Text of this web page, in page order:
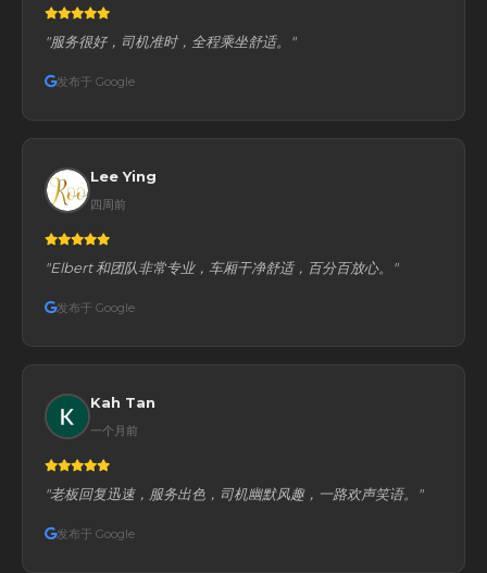
"服务很好，司机准时，全程乘坐舒适。"
发布于 Google
Lee Ying
四周前
"Elbert 和团队非常专业，车厢干净舒适，百分百放心。"
发布于 Google
Kah Tan
一个月前
"老板回复迅速，服务出色，司机幽默风趣，一路欢声笑语。"
发布于 Google